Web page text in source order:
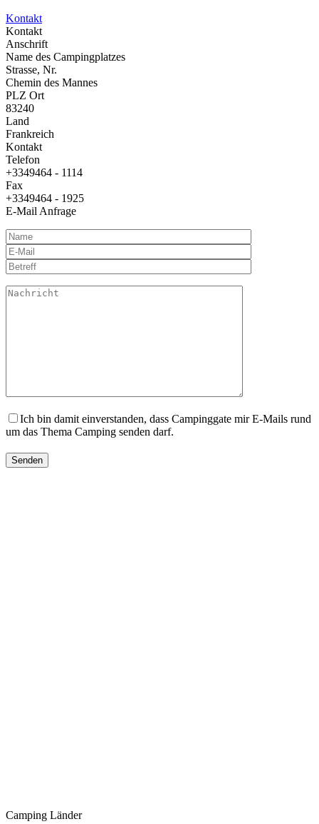
Kontakt
Kontakt
Anschrift
Name des Campingplatzes
Strasse, Nr.
Chemin des Mannes
PLZ Ort
83240
Land
Frankreich
Kontakt
Telefon
+3349464 - 1114
Fax
+3349464 - 1925
E-Mail Anfrage
Ich bin damit einverstanden, dass Campinggate mir E-Mails rund
um das Thema Camping senden darf.
Camping Länder